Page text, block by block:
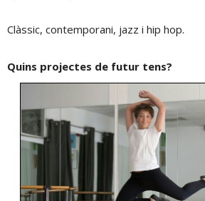
Clàssic, contemporani, jazz i hip hop.
Quins projectes de futur tens?